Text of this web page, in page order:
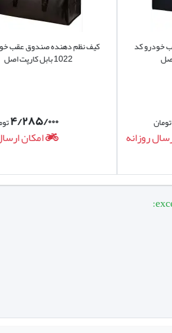
کیف نظم دهنده صندوق عقب
1022 بابل کارپت اصل
۴/۲۸۵/۰۰۰تومان
امکان ارسال
کد
روزانه